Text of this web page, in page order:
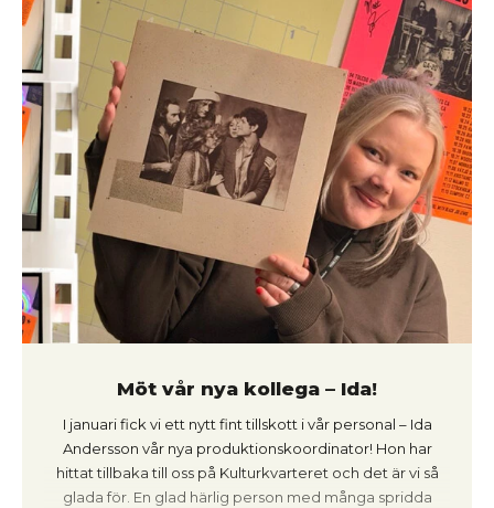
Kristianstad blev sista stoppet på Lucca Maes första
Sverigeturné gav konserten ytterligare tyngd. Som ett
utropstecken, inte en punkt. Redan när bandet klev av
tåget anades det. När jag och Jörgen från Kompakt Disk
mötte upp dem fanns ett lugn – men också den där
fokuserade förväntan som ofta föregår något man
faktiskt kommer minnas. Och ibland lever de där
kvällarna vidare på oväntade sätt. Några veckor senare
går jag genom stan, helt utan konsert i sikte, när jag
passerar en kille runt 18 år. Hörlurar på. Bestämd gång.
På tröjan: Lucca Mae. Jag blev orimligt glad.
Möt vår nya kollega – Ida!
I januari fick vi ett nytt fint tillskott i vår personal – Ida
Andersson vår nya produktionskoordinator! Hon har
hittat tillbaka till oss på Kulturkvarteret och det är vi så
glada för. En glad härlig person med många spridda